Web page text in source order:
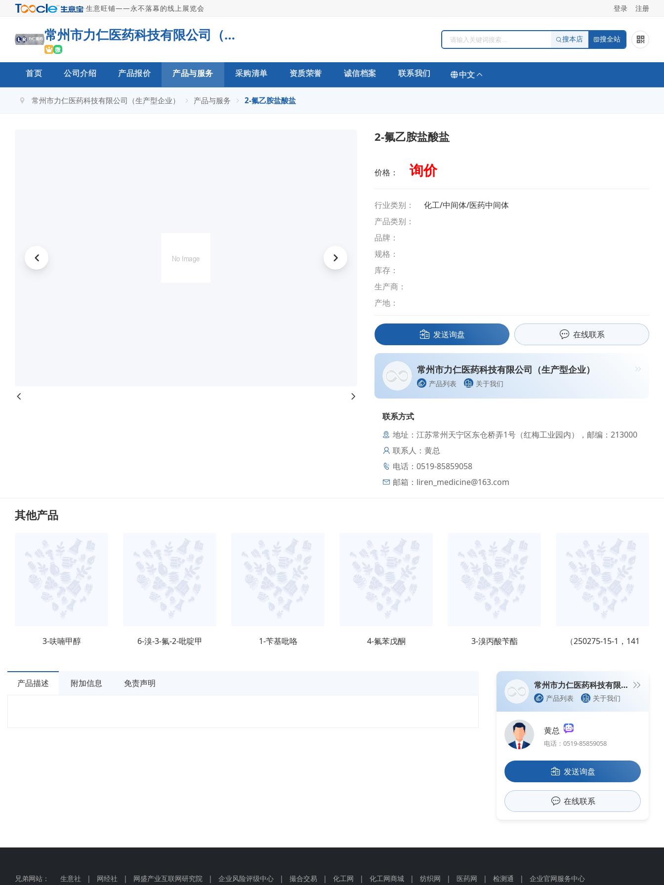
·生意旺铺——永不落幕的线上展览会 登录 注册
常州市力仁医药科技有限公司（生产型企业）
微
搜本店 搜全站
首页 公司介绍 产品报价 产品与服务 采购清单 资质荣誉 诚信档案 联系我们 中文
常州市力仁医药科技有限公司（生产型企业） 产品与服务 2-氟乙胺盐酸盐
2-氟乙胺盐酸盐
价格： 询价
行业类别：
化工/中间体/医药中间体
产品类别：
品牌：
规格：
库存：
生产商：
产地：
发送询盘 在线联系
常州市力仁医药科技有限公司（生产型企业）
产品列表 关于我们
联系方式
地址：江苏常州天宁区东仓桥弄1号（红梅工业园内），邮编：213000
联系人：黄总
电话：0519-85859058
邮箱： liren_medicine@163.com
其他产品
3-呋喃甲醇 6-溴-3-氟-2-吡啶甲 1-苄基吡咯 4-氟苯戊酮 3-溴丙酸苄酯 （250275-15-1，141
产品描述 附加信息 免责声明 常州市力仁医药科技有限公司（生产型企业）
产品列表 关于我们
黄总
电话：0519-85859058
发送询盘
在线联系
兄弟网站： 生意社 | 网经社 | 网盛产业互联网研究院 | 企业风险评级中心 | 撮合交易 | 化工网 | 化工网商城 | 纺织网 | 医药网 | 检测通 | 企业官网服务中心